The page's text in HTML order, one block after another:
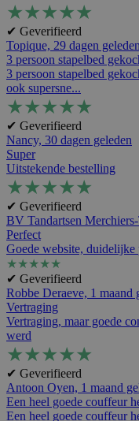
★★★★★
✔ Geverifieerd
Topique, 29 dagen geleden
3 persoon stapelbed
3 persoon stapelbed
ook supersne...
★★★★★
✔ Geverifieerd
Nancy, 30 dagen geleden
Super
Uitstekende bestelling
★★★★★
✔ Geverifieerd
BV Tandartsen
Perfect
Goede website,
★★★★★
✔ Geverifieerd
Robbe Deraeve, 1 maand
Vertraging
Vertraging, maar goede
werd
★★★★★
✔ Geverifieerd
Antoon Oyen, 1 maand
Een heel goede couffeur
Een heel goede couffeur